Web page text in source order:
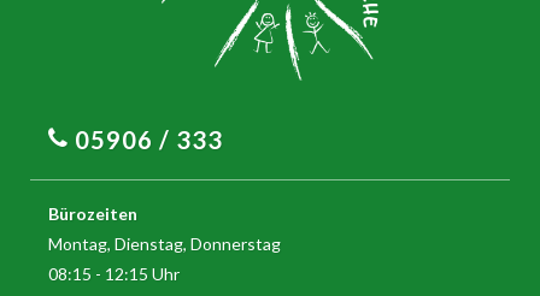
05906 / 333
Bürozeiten
Montag, Dienstag, Donnerstag
08:15 - 12:15 Uhr